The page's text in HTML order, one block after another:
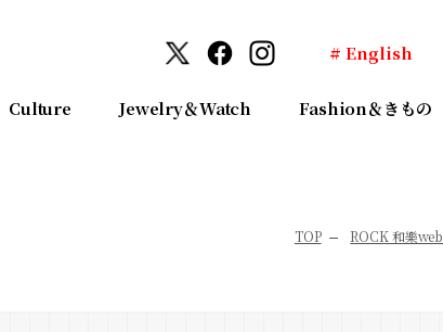
# English
Culture Jewelry＆Watch Fashion＆きもの
TOP ROCK 和樂web